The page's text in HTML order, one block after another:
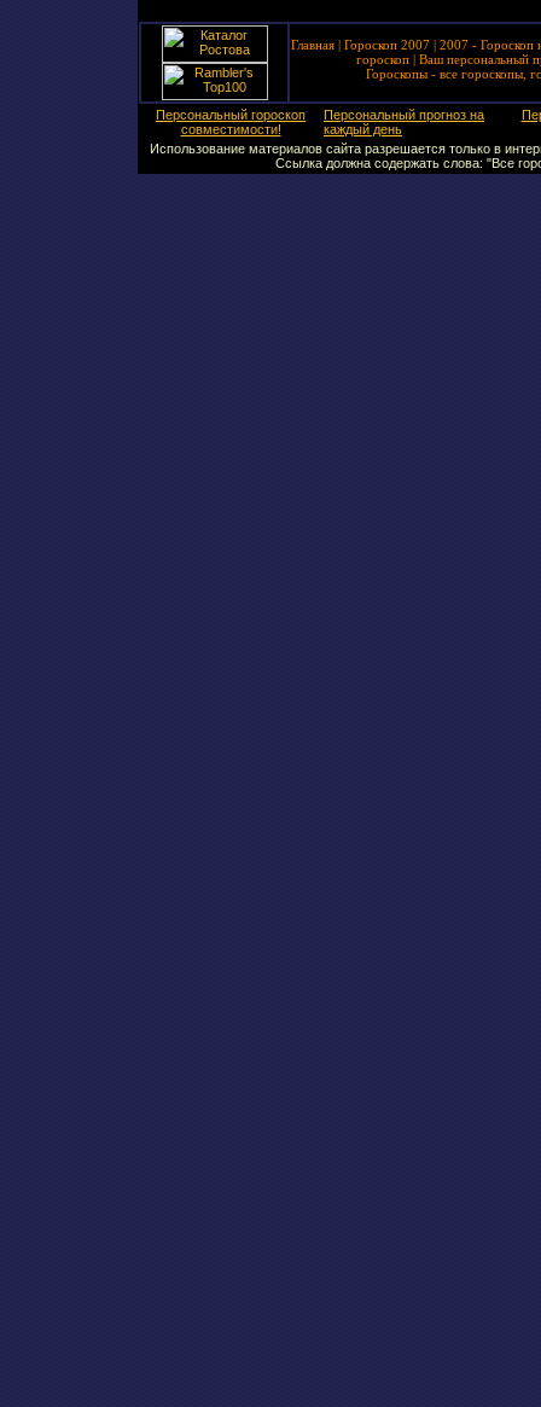
Главная | Гороскоп 2007 | 2007 - Гороскоп
гороскоп| Ваш персональный
Гороскопы - все гороскопы,
Персональный гороскоп
совместимости!
Персональный прогноз на
каждый день
Использование материалов сайта разрешается только в
Ссылка должна содержать слова: "Все